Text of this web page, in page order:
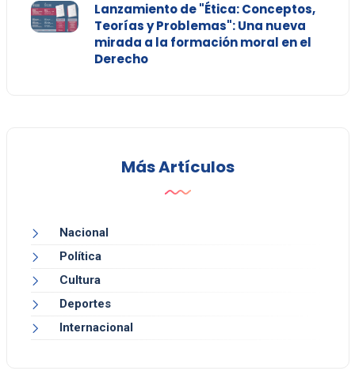
Lanzamiento de "Ética: Conceptos,
Teorías y Problemas": Una nueva
mirada a la formación moral en el
Derecho
Más Artículos
Nacional
Política
Cultura
Deportes
Internacional